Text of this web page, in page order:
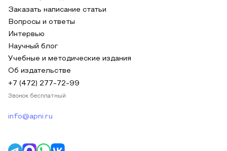
Заказать написание статьи
Вопросы и ответы
Интервью
Научный блог
Учебные и методические издания
Об издательстве
+7 (472) 277-72-99
Звонок бесплатный
info@apni.ru